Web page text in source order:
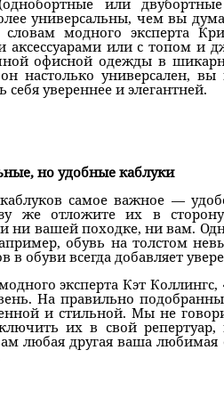
или
универсальны, чем вы
модного эксперта
аксессуарами или с топом и
офисной одежды в
настолько универсален,
себя увереннее и элегантней.
но удобные каблуки
самое важное —
же отложите их в
ни вашей походке, ни вам.
обувь на толстом
в обуви всегда добавляет
эксперта Кэт
На правильно
и стильной. Мы не
их в свой репертуар,
любая другая ваша